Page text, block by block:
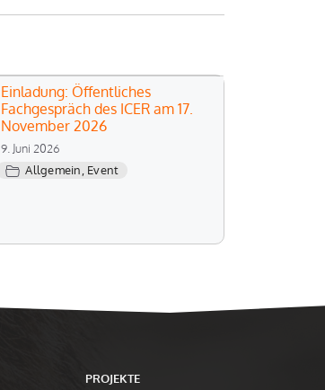
Einladung: Öffentliches
Fachgespräch des ICER am 17.
November 2026
9. Juni 2026
Allgemein, Event
PROJEKTE